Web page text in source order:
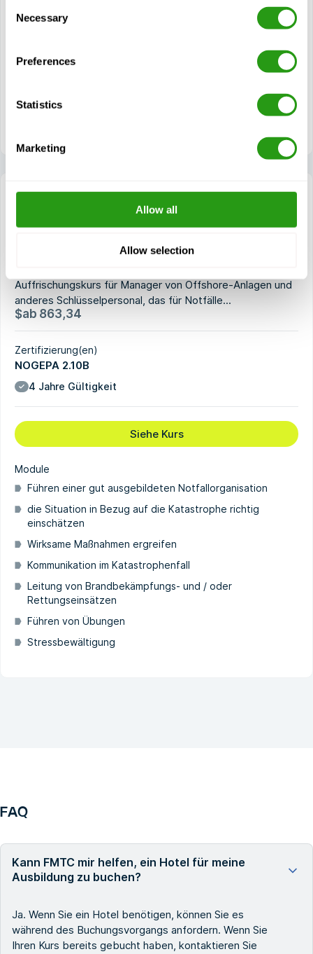
Selection
Necessary
Preferences
Statistics
Marketing
Allow all
Allow selection
Wirksame Maßnahmen ergreifen
Leitung von Brandbekämpfungs- und / oder
Führen von Übungen
Auffrischungskurs für Manager von Offshore-Anlagen und
anderes Schlüsselpersonal, das für Notfälle...
$ab 863,34
Zertifizierung(en)
NOGEPA 2.10B
4 Jahre Gültigkeit
Siehe Kurs
Module
Führen einer gut ausgebildeten Notfallorganisation
die Situation in Bezug auf die Katastrophe richtig
einschätzen
Wirksame Maßnahmen ergreifen
Kommunikation im Katastrophenfall
Leitung von Brandbekämpfungs- und / oder
Rettungseinsätzen
Führen von Übungen
Stressbewältigung
FAQ
Kann FMTC mir helfen, ein Hotel für meine
Ausbildung zu buchen?
Ja. Wenn Sie ein Hotel benötigen, können Sie es
während des Buchungsvorgangs anfordern. Wenn Sie
Ihren Kurs bereits gebucht haben, kontaktieren Sie